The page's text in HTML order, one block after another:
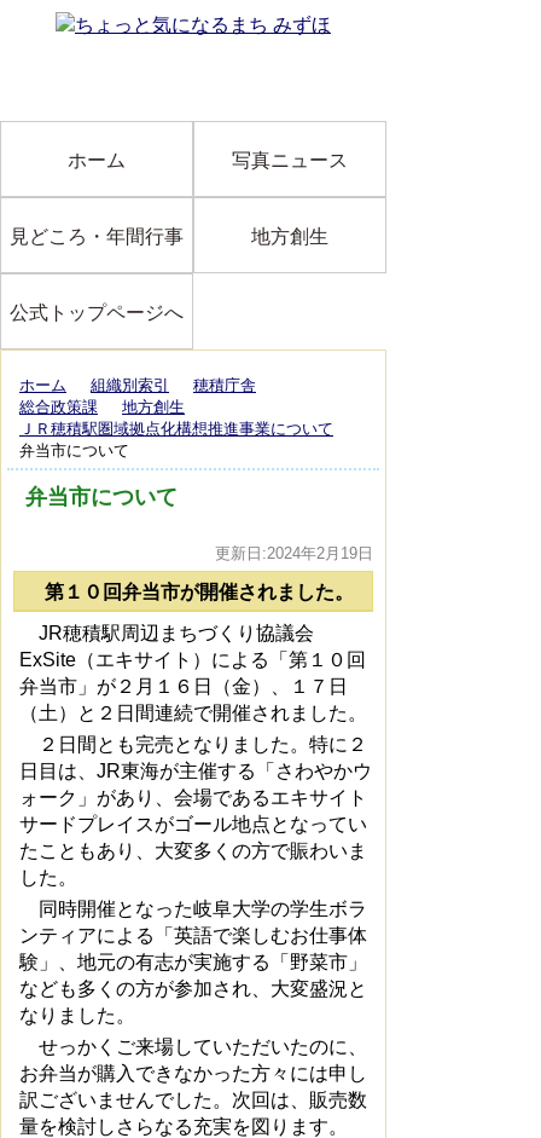
ホーム 写真ニュース
見どころ・年間行事 地方創生
公式トップページへ
ホーム 組織別索引
穂積庁舎
総合政策課
地方創生
ＪＲ穂積駅圏域拠点化構想推進事業について
弁当市について
弁当市について
更新日:2024年2月19日
第１０回弁当市が開催されました。
JR穂積駅周辺まちづくり協議会
ExSite（エキサイト）による「第１０回
弁当市」が２月１６日（金）、１７日
（土）と２日間連続で開催されました。
２日間とも完売となりました。特に２
日目は、JR東海が主催する「さわやかウ
ォーク」があり、会場であるエキサイト
サードプレイスがゴール地点となってい
たこともあり、大変多くの方で賑わいま
した。
同時開催となった岐阜大学の学生ボラ
ンティアによる「英語で楽しむお仕事体
験」、地元の有志が実施する「野菜市」
なども多くの方が参加され、大変盛況と
なりました。
せっかくご来場していただいたのに、
お弁当が購入できなかった方々には申し
訳ございませんでした。次回は、販売数
量を検討しさらなる充実を図ります。